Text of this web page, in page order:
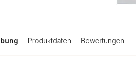
Produktdaten Bewertungen